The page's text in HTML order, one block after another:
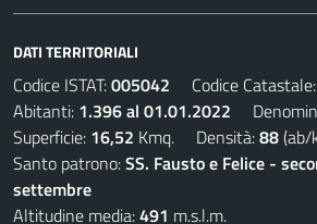
DATI TERRITORIALI
Codice ISTAT:005042 Codice Catastale:
Abitanti: 1.396 al 01.01.2022
Superficie: 16,52 Kmq. Densità:88(ab/
Santo patrono:SS. Fausto e Felice -
settembre
Altitudine media:491 m.s.l.m.